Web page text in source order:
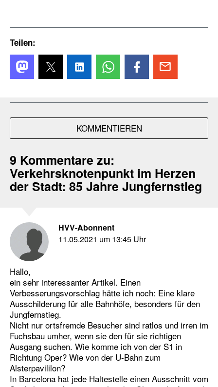
Teilen:
KOMMENTIEREN
9 Kommentare zu:
Verkehrsknotenpunkt im Herzen
der Stadt: 85 Jahre Jungfernstieg
HVV-Abonnent
11.05.2021 um 13:45 Uhr
Hallo,
ein sehr interessanter Artikel. Einen
Verbesserungsvorschlag hätte ich noch: Eine klare
Ausschilderung für alle Bahnhöfe, besonders für den
Jungfernstieg.
Nicht nur ortsfremde Besucher sind ratlos und irren im
Fuchsbau umher, wenn sie den für sie richtigen
Ausgang suchen. Wie komme ich von der S1 in
Richtung Oper? Wie von der U-Bahn zum
Alsterpavililon?
In Barcelona hat jede Haltestelle einen Ausschnitt vom